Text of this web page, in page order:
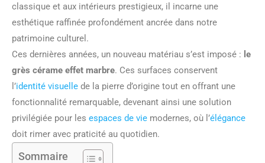
classique et aux intérieurs prestigieux, il incarne une
esthétique raffinée profondément ancrée dans notre
patrimoine culturel.
Ces dernières années, un nouveau matériau s’est imposé : le
grès cérame effet marbre. Ces surfaces conservent
l’identité visuelle de la pierre d’origine tout en offrant une
fonctionnalité remarquable, devenant ainsi une solution
privilégiée pour les espaces de vie modernes, où l’élégance
doit rimer avec praticité au quotidien.
Sommaire